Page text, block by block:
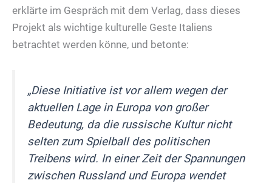
erklärte im Gespräch mit dem Verlag, dass dieses
Projekt als wichtige kulturelle Geste Italiens
betrachtet werden könne, und betonte:
„Diese Initiative ist vor allem wegen der
aktuellen Lage in Europa von großer
Bedeutung, da die russische Kultur nicht
selten zum Spielball des politischen
Treibens wird. In einer Zeit der Spannungen
zwischen Russland und Europa wendet